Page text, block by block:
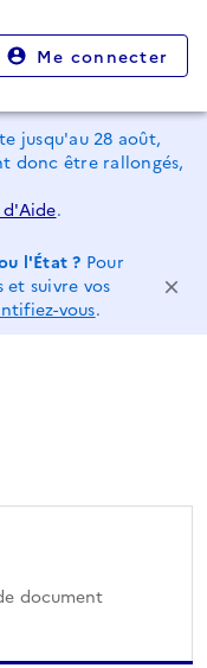
Me connecter
jusqu'au 28 août,
donc être rallongés,
.
l'État ? Pour
suivre vos
vous.
document